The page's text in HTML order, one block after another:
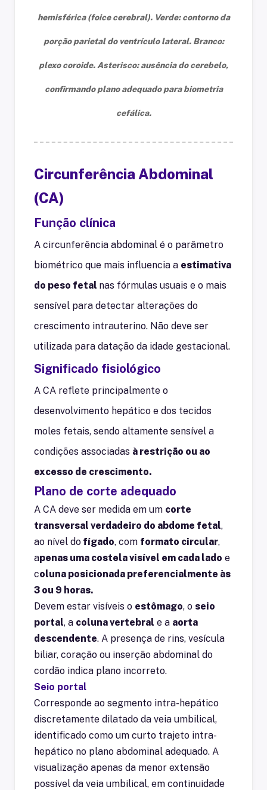
hemisférica (foice cerebral). Verde: contorno da
porção parietal do ventrículo lateral. Branco:
plexo coroide. Asterisco: ausência do cerebelo,
confirmando plano adequado para biometria
cefálica.
Circunferência Abdominal
(CA)
Função clínica
A circunferência abdominal é o parâmetro
biométrico que mais influencia a estimativa
do peso fetal nas fórmulas usuais e o mais
sensível para detectar alterações do
crescimento intrauterino. Não deve ser
utilizada para datação da idade gestacional.
Significado fisiológico
A CA reflete principalmente o
desenvolvimento hepático e dos tecidos
moles fetais, sendo altamente sensível a
condições associadas à restrição ou ao
excesso de crescimento.
Plano de corte adequado
A CA deve ser medida em um corte
transversal verdadeiro do abdome fetal,
ao nível do fígado, com formato circular,
apenas uma costela visível em cada lado e
coluna posicionada preferencialmente às
3 ou 9 horas.
Devem estar visíveis o estômago, o seio
portal, a coluna vertebral e a aorta
descendente. A presença de rins, vesícula
biliar, coração ou inserção abdominal do
cordão indica plano incorreto.
Seio portal
Corresponde ao segmento intra-hepático
discretamente dilatado da veia umbilical,
identificado como um curto trajeto intra-
hepático no plano abdominal adequado. A
visualização apenas da menor extensão
possível da veia umbilical, em continuidade